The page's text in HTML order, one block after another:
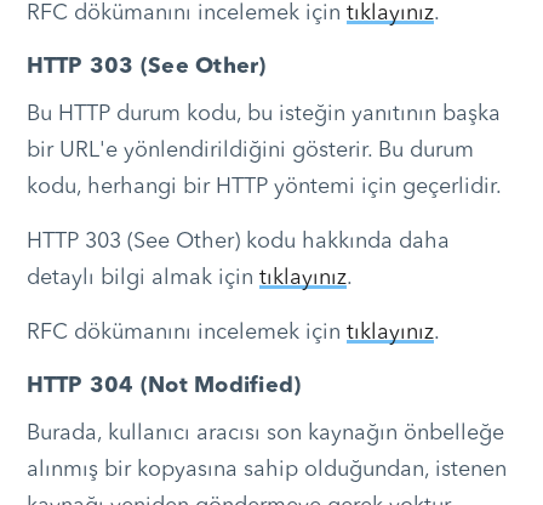
RFC dökümanını incelemek için tıklayınız.
HTTP 303 (See Other)
Bu HTTP durum kodu, bu isteğin yanıtının başka
bir URL'e yönlendirildiğini gösterir. Bu durum
kodu, herhangi bir HTTP yöntemi için geçerlidir.
HTTP 303 (See Other) kodu hakkında daha
detaylı bilgi almak için tıklayınız.
RFC dökümanını incelemek için tıklayınız.
HTTP 304 (Not Modified)
Burada, kullanıcı aracısı son kaynağın önbelleğe
alınmış bir kopyasına sahip olduğundan, istenen